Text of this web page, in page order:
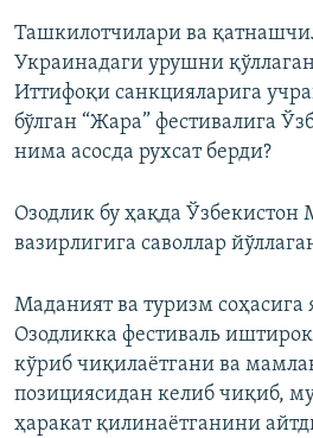
Ташкилотчилари ва
Украинадаги урушни
Иттифоқи санкцияларига
бўлган “Жара” фестивалига
нима асосда рухсат берди?
Озодлик бу ҳақда Ўзбекистон
вазирлигига саволлар
Маданият ва туризм
Озодликка фестиваль
кўриб чиқилаётгани ва
позициясидан келиб чиқиб,
ҳаракат қилинаётганини